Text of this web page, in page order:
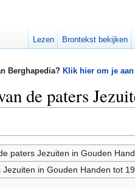
Berghapedia? Klik hier om je
de paters
paters Jezuiten in Gouden
in Gouden Handen tot
Lezen Brontekst bekijken